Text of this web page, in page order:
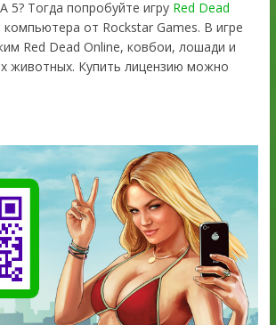
5? Тогда попробуйте игру Red Dead
от Rockstar Games. В игре
Red Dead Online, ковбои, лошади и
животных. Купить лицензию можно